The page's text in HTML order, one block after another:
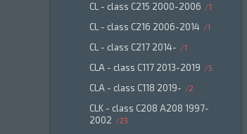
CL - class C215 2000-2006 1
CL - class C216 2006-2014 1
CL - class C217 2014- 1
CLA - class C117 2013-2019 5
CLA - class C118 2019- 2
CLK - class C208 A208 1997-
2002
23